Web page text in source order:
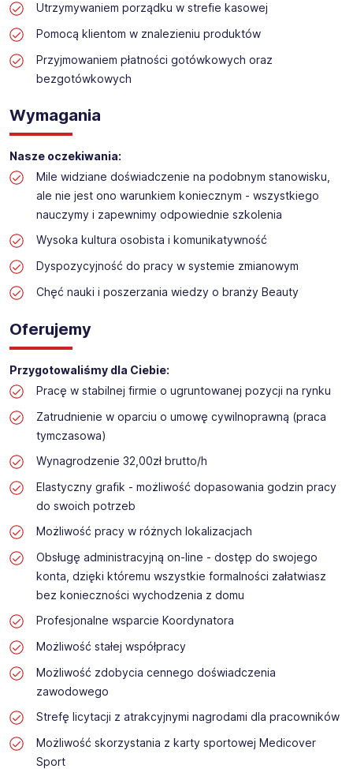
przedsiębiorstw w Polsce. Agencja jest wpisana pod nr
stanowisko:
Obsługa kasy i dokładanie towaru w drogerii
Pruszków
Utrzymywaniem porządku w strefie kasowej
Pomocą klientom w znalezieniu produktów
Przyjmowaniem płatności gotówkowych oraz
bezgotówkowych
Wymagania
Nasze oczekiwania:
Mile widziane doświadczenie na podobnym stanowisku,
ale nie jest ono warunkiem koniecznym - wszystkiego
nauczymy i zapewnimy odpowiednie szkolenia
Wysoka kultura osobista i komunikatywność
Dyspozycyjność do pracy w systemie zmianowym
Chęć nauki i poszerzania wiedzy o branży Beauty
Oferujemy
Przygotowaliśmy dla Ciebie:
Pracę w stabilnej firmie o ugruntowanej pozycji na rynku
Zatrudnienie w oparciu o umowę cywilnoprawną (praca
tymczasowa)
Wynagrodzenie 32,00zł brutto/h
Elastyczny grafik - możliwość dopasowania godzin pracy
do swoich potrzeb
Możliwość pracy w różnych lokalizacjach
Obsługę administracyjną on-line - dostęp do swojego
konta, dzięki któremu wszystkie formalności załatwiasz
bez konieczności wychodzenia z domu
Profesjonalne wsparcie Koordynatora
Możliwość stałej współpracy
Możliwość zdobycia cennego doświadczenia
zawodowego
Strefę licytacji z atrakcyjnymi nagrodami dla pracowników
Możliwość skorzystania z karty sportowej Medicover
Sport